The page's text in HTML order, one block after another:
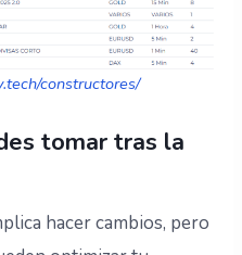
constructores/
tomar tras la
hacer cambios, pero